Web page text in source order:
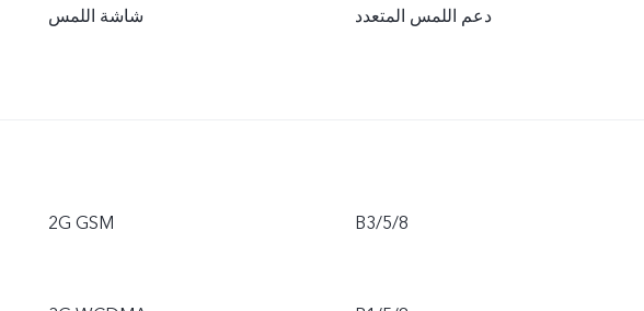
شاشة اللمس دعم اللمس المتعدد
2G GSM B3/5/8